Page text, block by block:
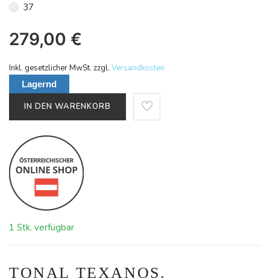
37
279,00 €
Inkl. gesetzlicher MwSt. zzgl. Versandkosten
Lagernd
IN DEN WARENKORB
1 Stk. verfügbar
TONAL TEXANOS.